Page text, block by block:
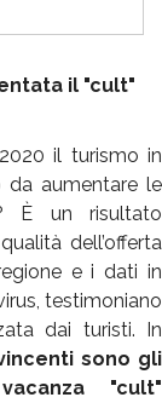
il "cult"
il turismo in
da aumentare le
È un risultato
dell’offerta
e i dati in
testimoniano
dai turisti. In
sono gli
"cult"